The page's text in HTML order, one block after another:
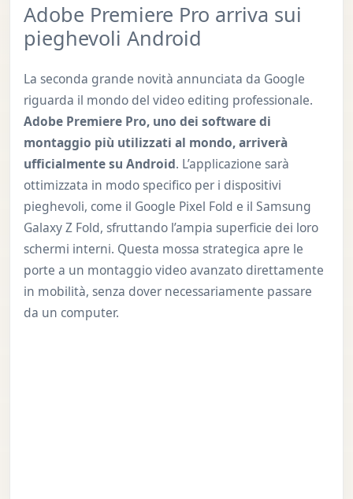
Adobe Premiere Pro arriva sui
pieghevoli Android
La seconda grande novità annunciata da Google
riguarda il mondo del video editing professionale.
Adobe Premiere Pro, uno dei software di
montaggio più utilizzati al mondo, arriverà
ufficialmente su Android. L’applicazione sarà
ottimizzata in modo specifico per i dispositivi
pieghevoli, come il Google Pixel Fold e il Samsung
Galaxy Z Fold, sfruttando l’ampia superficie dei loro
schermi interni. Questa mossa strategica apre le
porte a un montaggio video avanzato direttamente
in mobilità, senza dover necessariamente passare
da un computer.